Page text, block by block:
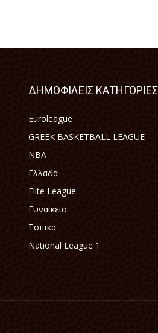
ΔΗΜΟΦΙΛΕΙΣ ΚΑΤΗΓΟΡΙΕΣ
Euroleague
GREEK BASKETBALL LEAGUE
NBA
Ελλαδα
Elite League
Γυναικειο
Τοπικα
National League 1